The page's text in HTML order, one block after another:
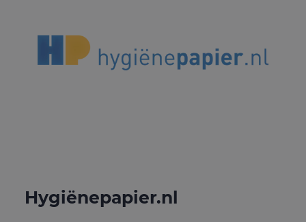
Hygiënepapier.nl